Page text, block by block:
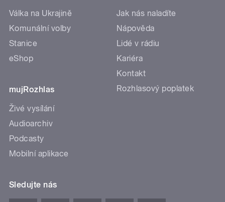
Válka na Ukrajině
Komunální volby
Stanice
eShop
mujRozhlas
Živé vysílání
Audioarchiv
Podcasty
Mobilní aplikace
Jak nás naladíte
Nápověda
Lidé v rádiu
Kariéra
Kontakt
Rozhlasový poplatek
Sledujte nás